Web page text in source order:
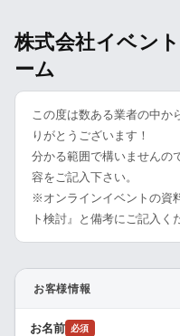
株式会社イベン
ーム
この度は数ある業者の中か
りがとうございます！
分かる範囲で構いませんの
容をご記入下さい。
※オンラインイベントの資
ト検討』と備考にご記入く
お客様情報
お名前 必須